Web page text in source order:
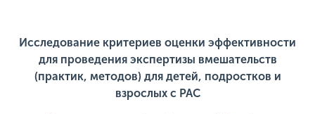
Исследование критериев оценки эффективности
для проведения экспертизы вмешательств
(практик, методов) для детей, подростков и
взрослых с РАС